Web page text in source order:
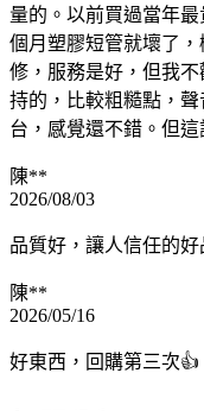
量的。以前買過當年
個月塑膠短管就壞了
修，服務是好，但我
持的，比較粗糙點，
台，感覺還不錯。但
陳**
2026/08/03
品質好，讓人信任的好
陳**
2026/05/16
好東西，回購第三次👍